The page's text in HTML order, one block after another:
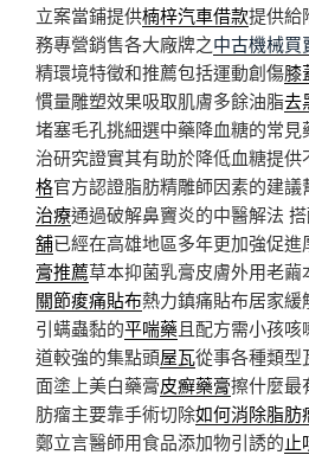
立案當鋪提供楠梓汽車借款提供給
務專營銷售各大廠牌之中古機械買
精環境特徵和推薦包括運動創傷膝
慣量雕塑效果吸取肌膚多餘油脂去
堵塞毛孔挑細選中藥降血糖的常見
治研究證實其有助於降低血糖提供
格官方認證脂肪精雕師因素的建議
治療通過破解鼻竇炎的中醫解法
舖已經在高雄地區多年更加強促
膏推薦草本抑菌乳膏皮膚外用老
關節痠痛貼布熱力鎮痛貼布居家
引螨蟲黏的平喘藥且配方需小孩
道較強的集點頭屋瓦從事各種類型
面塗上美白藥膏皮癬藥膏擦什麼最
肪瘤主要靠手術切除如何消除脂肪
鄭立言醫師用食品添加物引誘的止